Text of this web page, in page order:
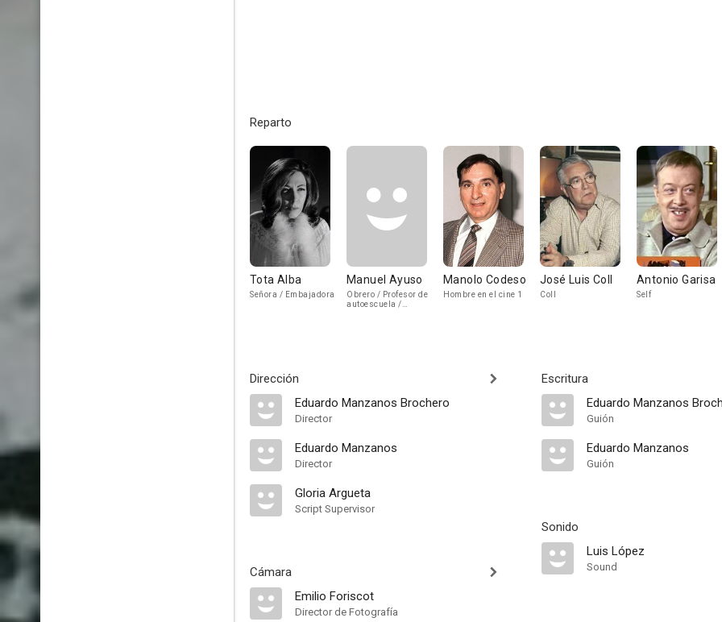
Reparto
Tota Alba
Señora / Embajadora
Manuel Ayuso
Obrero / Profesor de
autoescuela /
Manolo Codeso
Hombre en el cine 1
José Luis Coll
Coll
Antonio Garisa
Self
Dirección
Eduardo Manzanos Brochero
Director
Eduardo Manzanos
Director
Gloria Argueta
Script Supervisor
Cámara
Emilio Foriscot
Director de Fotografía
Escritura
Eduardo Manzanos
Guión
Eduardo Manzanos
Guión
Sonido
Luis López
Sound